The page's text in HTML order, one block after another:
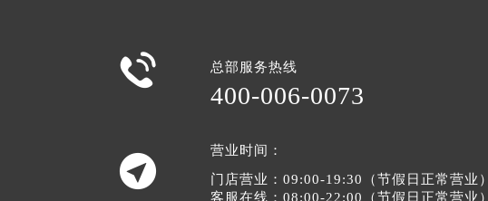
 总部服务热线
400-006-0073

营业时间：
门店营业：09:00-19:30（节假日正常营业）
客服在线：08:00-22:00（节假日正常营业）